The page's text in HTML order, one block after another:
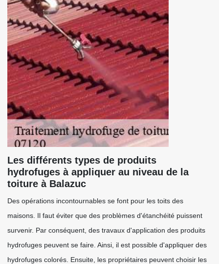
Les différents types de produits
hydrofuges à appliquer au niveau de la
toiture à Balazuc
Des opérations incontournables se font pour les toits des
maisons. Il faut éviter que des problèmes d'étanchéité puissent
survenir. Par conséquent, des travaux d'application des produits
hydrofuges peuvent se faire. Ainsi, il est possible d'appliquer des
hydrofuges colorés. Ensuite, les propriétaires peuvent choisir les